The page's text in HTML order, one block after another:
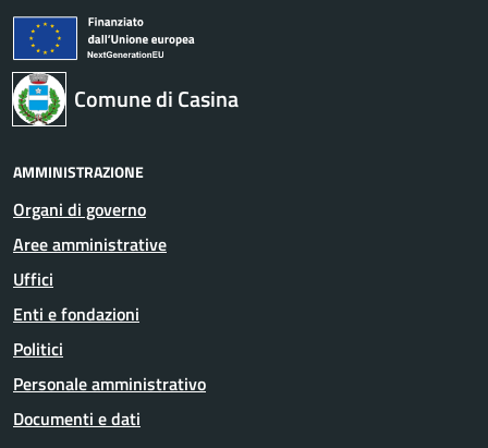
Comune di Casina
AMMINISTRAZIONE
Organi di governo
Aree amministrative
Uffici
Enti e fondazioni
Politici
Personale amministrativo
Documenti e dati